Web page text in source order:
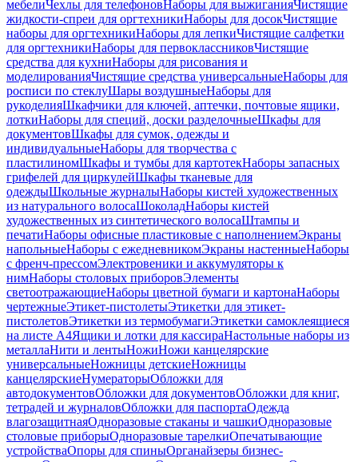
мебелиЧехлы для телефоновНаборы для выжиганияЧистящие
жидкости-спреи для оргтехникиНаборы для досокЧистящие
наборы для оргтехникиНаборы для лепкиЧистящие салфетки
для оргтехникиНаборы для первоклассниковЧистящие
средства для кухниНаборы для рисования и
моделированияЧистящие средства универсальныеНаборы для
росписи по стеклуШары воздушныеНаборы для
рукоделияШкафчики для ключей, аптечки, почтовые ящики,
лоткиНаборы для специй, доски разделочныеШкафы для
документовШкафы для сумок, одежды и
индивидуальныеНаборы для творчества с
пластилиномШкафы и тумбы для картотекНаборы запасных
грифелей для циркулейШкафы тканевые для
одеждыШкольные журналыНаборы кистей художественных
из натурального волосаШоколадНаборы кистей
художественных из синтетического волосаШтампы и
печатиНаборы офисные пластиковые с наполнениемЭкраны
напольныеНаборы с ежедневникомЭкраны настенныеНаборы
с френч-прессомЭлектровеники и аккумуляторы к
нимНаборы столовых приборовЭлементы
светоотражающиеНаборы цветной бумаги и картонаНаборы
чертежныеЭтикет-пистолетыЭтикетки для этикет-
пистолетовЭтикетки из термобумагиЭтикетки самоклеящиеся
на листе А4Ящики и лотки для кассираНастольные наборы из
металлаНити и лентыНожиНожи канцелярские
универсальныеНожницы детскиеНожницы
канцелярскиеНумераторыОбложки для
автодокументовОбложки для документовОбложки для книг,
тетрадей и журналовОбложки для паспортаОдежда
влагозащитнаяОдноразовые стаканы и чашкиОдноразовые
столовые приборыОдноразовые тарелкиОпечатывающие
устройстваОпоры для спиныОрганайзеры бизнес-